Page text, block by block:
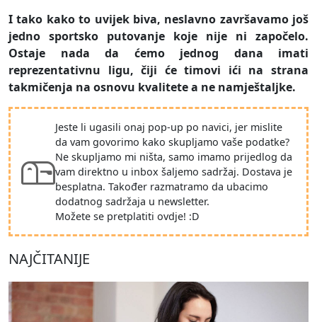
I tako kako to uvijek biva, neslavno završavamo još
jedno sportsko putovanje koje nije ni započelo.
Ostaje nada da ćemo jednog dana imati
reprezentativnu ligu, čiji će timovi ići na strana
takmičenja na osnovu kvalitete a ne namještaljke.
Jeste li ugasili onaj pop-up po navici, jer mislite
da vam govorimo kako skupljamo vaše podatke?
Ne skupljamo mi ništa, samo imamo prijedlog da
vam direktno u inbox šaljemo sadržaj. Dostava je
besplatna. Također razmatramo da ubacimo
dodatnog sadržaja u newsletter.
Možete se pretplatiti ovdje! :D
NAJČITANIJE